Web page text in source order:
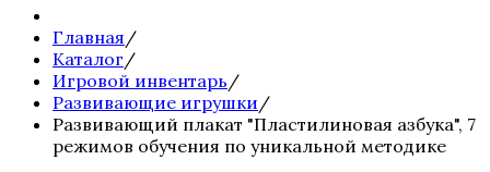
Главная /
Каталог /
Игровой инвентарь /
Развивающие игрушки /
Развивающий плакат "Пластилиновая азбука", 7
режимов обучения по уникальной методике